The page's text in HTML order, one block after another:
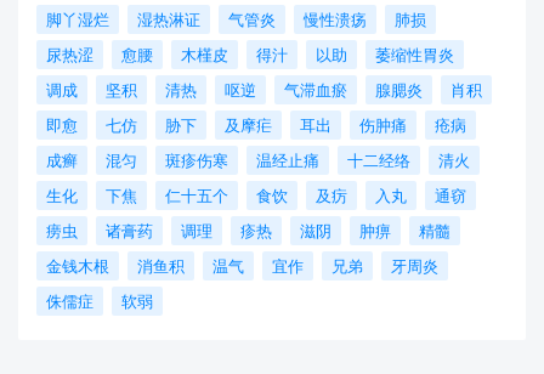
脚丫湿烂
湿热淋证 气管炎 慢性溃疡
肺损
尿热涩
愈腰 木槿皮 得汁 以助
萎缩性胃炎
调成
坚积 清热 呕逆 气滞血瘀 腺腮炎
肖积
即愈
七仿 胁下 及摩疟 耳出 伤肿痛
疮病
成癣
混匀 斑疹伤寒 温经止痛 十二经络
清火
生化
下焦 仁十五个 食饮 及疠 入丸
通窃
痨虫
诸膏药 调理 疹热 滋阴 肿痹
精髓
金钱木根
消鱼积 温气 宜作 兄弟
牙周炎
侏儒症
软弱